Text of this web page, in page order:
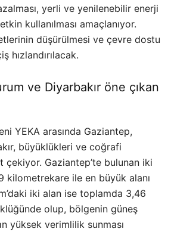
azalması, yerli ve yenilenebilir enerji
kullanılması amaçlanıyor.
düşürülmesi ve çevre dostu
hızlandırılacak.
ve Diyarbakır öne çıkan
YEKA arasında Gaziantep,
büyüklükleri ve coğrafi
çekiyor. Gaziantep’te bulunan iki
kilometrekare ile en büyük alanı
iki alan ise toplamda 3,46
olup, bölgenin güneş
yüksek verimlilik sunması